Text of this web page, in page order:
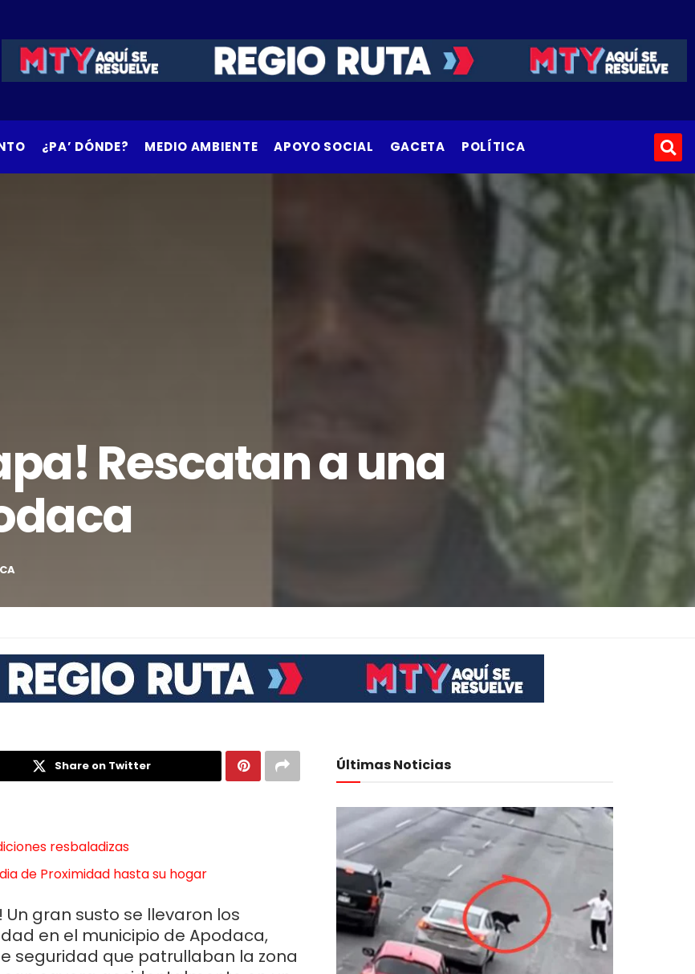
¿PA’ DÓNDE? MEDIO AMBIENTE APOYO SOCIAL GACETA POLÍTICA
Rescatan a una
Share on Twitter
resbaladizas
de Proximidad hasta su hogar
! Un gran susto se llevaron los
en el municipio de Apodaca,
seguridad que patrullaban la zona
Últimas Noticias